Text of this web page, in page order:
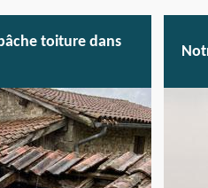
toiture dans